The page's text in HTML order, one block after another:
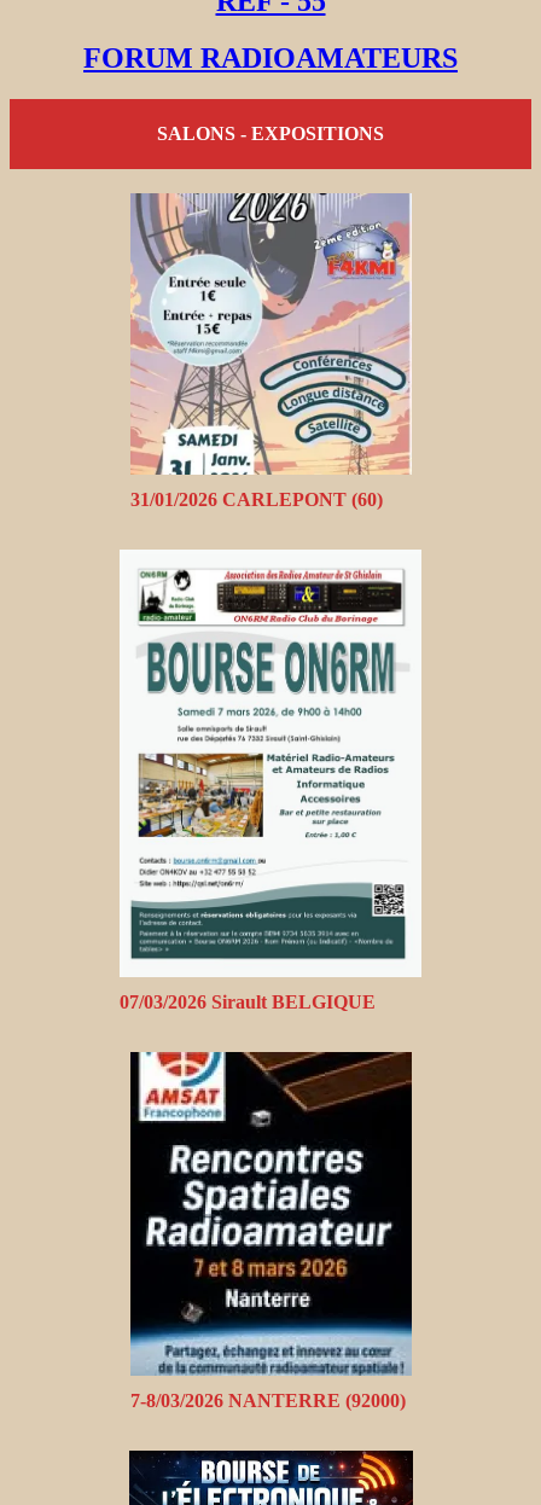
FORUM RADIOAMATEURS
SALONS - EXPOSITIONS
31/01/2026 CARLEPONT (60)
07/03/2026 Sirault BELGIQUE
7-8/03/2026 NANTERRE (92000)